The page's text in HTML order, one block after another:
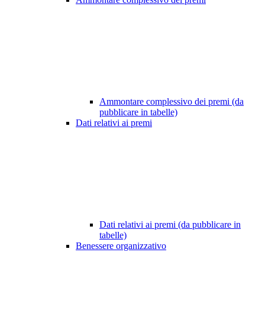
Ammontare complessivo dei premi (da
pubblicare in tabelle)
Dati relativi ai premi
Dati relativi ai premi (da pubblicare in
tabelle)
Benessere organizzativo